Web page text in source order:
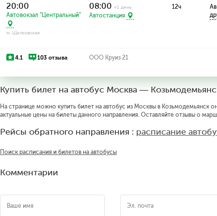
20:00
Автовокзал "Центральный"
м. Щелковская
08:00+1 день
Автостанция
12ч
4.1 103 отзыва ООО Круиз 21
Купить билет на автобус Москва —
На странице можно купить билет на автобус из Москвы в Козьмодемьянск
актуальные цены на билеты данного направления. Оставляйте отзывы о
Рейсы обратного направления : расписание
Поиск расписания и билетов на автобусы
Комментарии